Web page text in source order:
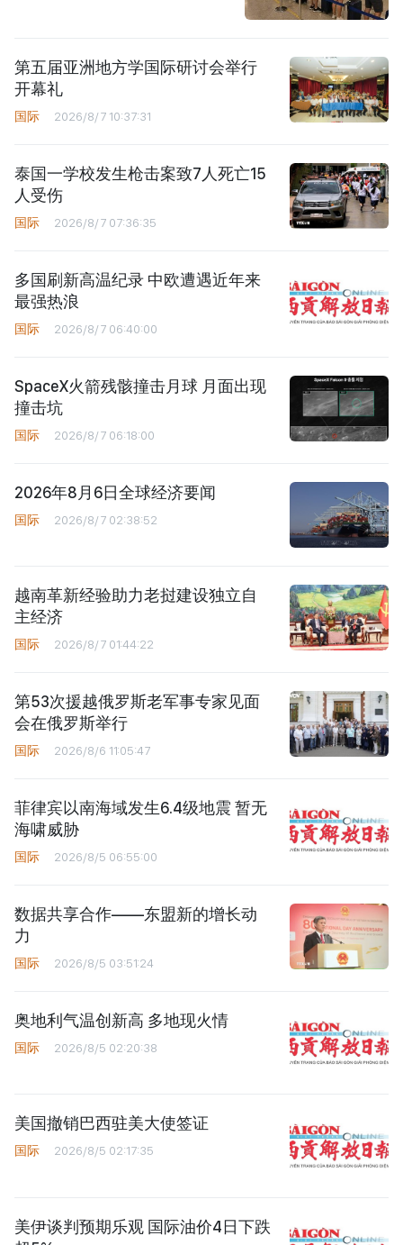
第五届亚洲地方学国际研讨会举行
开幕礼
国际 2026/8/7 10:37:31
泰国一学校发生枪击案致7人死亡15
人受伤
国际 2026/8/7 07:36:35
多国刷新高温纪录 中欧遭遇近年来
最强热浪
国际 2026/8/7 06:40:00
SpaceX火箭残骸撞击月球 月面出现
撞击坑
国际 2026/8/7 06:18:00
2026年8月6日全球经济要闻
国际 2026/8/7 02:38:52
越南革新经验助力老挝建设独立自
主经济
国际 2026/8/7 01:44:22
第53次援越俄罗斯老军事专家见面
会在俄罗斯举行
国际 2026/8/6 11:05:47
菲律宾以南海域发生6.4级地震 暂无
海啸威胁
国际 2026/8/5 06:55:00
数据共享合作——东盟新的增长动
力
国际 2026/8/5 03:51:24
奥地利气温创新高 多地现火情
国际 2026/8/5 02:20:38
美国撤销巴西驻美大使签证
国际 2026/8/5 02:17:35
美伊谈判预期乐观 国际油价4日下跌